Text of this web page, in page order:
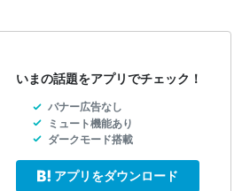
いまの話題をアプリでチェック！
バナー広告なし
ミュート機能あり
ダークモード搭載
アプリをダウンロード